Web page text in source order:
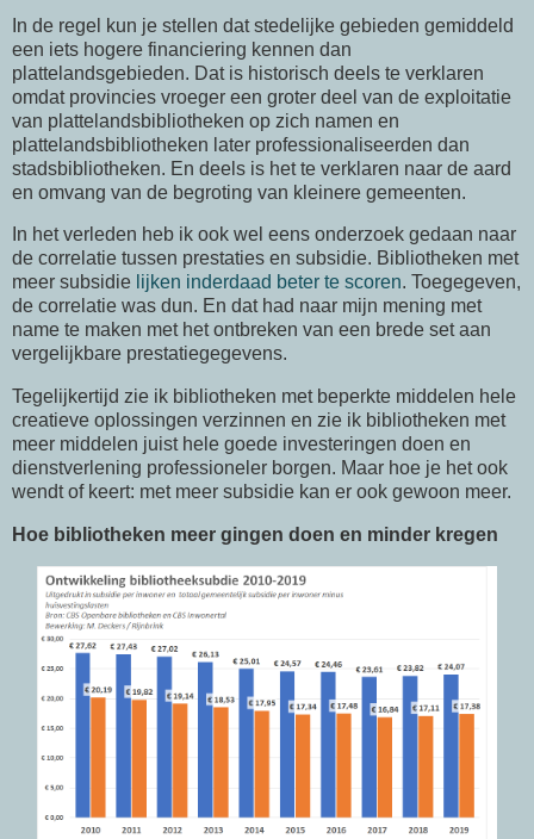
In de regel kun je stellen dat stedelijke gebieden gemiddeld
een iets hogere financiering kennen dan
plattelandsgebieden. Dat is historisch deels te verklaren
omdat provincies vroeger een groter deel van de exploitatie
van plattelandsbibliotheken op zich namen en
plattelandsbibliotheken later professionaliseerden dan
stadsbibliotheken. En deels is het te verklaren naar de aard
en omvang van de begroting van kleinere gemeenten.
In het verleden heb ik ook wel eens onderzoek gedaan naar
de correlatie tussen prestaties en subsidie. Bibliotheken met
meer subsidie lijken inderdaad beter te scoren. Toegegeven,
de correlatie was dun. En dat had naar mijn mening met
name te maken met het ontbreken van een brede set aan
vergelijkbare prestatiegegevens.
Tegelijkertijd zie ik bibliotheken met beperkte middelen hele
creatieve oplossingen verzinnen en zie ik bibliotheken met
meer middelen juist hele goede investeringen doen en
dienstverlening professioneler borgen. Maar hoe je het ook
wendt of keert: met meer subsidie kan er ook gewoon meer.
Hoe bibliotheken meer gingen doen en minder kregen